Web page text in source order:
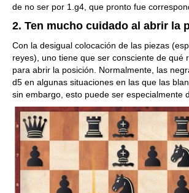
de no ser por 1.g4, que pronto fue
2. Ten mucho cuidado al abrir la
Con la desigual colocación de las piezas
reyes), uno tiene que ser consciente de qué
para abrir la posición. Normalmente, las
d5 en algunas situaciones en las que las
sin embargo, esto puede ser especialmente